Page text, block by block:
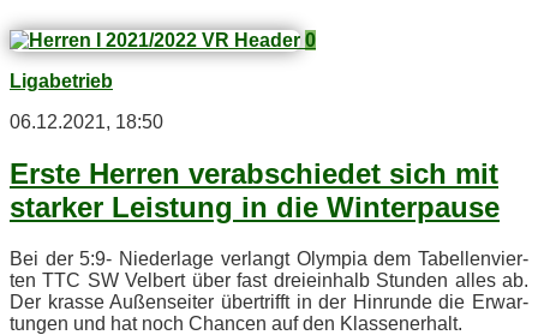
0
Ligabetrieb
06.12.2021, 18:50
Ers­te Her­ren ver­ab­schie­det sich mit
star­ker Leis­tung in die Winterpause
Bei der 5:9- Nie­der­la­ge ver­langt Olym­pia dem Ta­bel­len­vier­
ten TTC SW Vel­bert über fast drei­ein­halb Stun­den al­les ab.
Der kras­se Au­ßen­sei­ter über­trifft in der Hin­run­de die Er­war­
tun­gen und hat noch Chan­cen auf den Klassenerhalt.